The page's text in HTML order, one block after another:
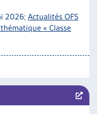
2026; Actualités OFS
« Classe